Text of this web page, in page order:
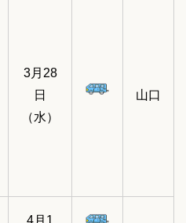
3月28
日
（水）
山口
4月1